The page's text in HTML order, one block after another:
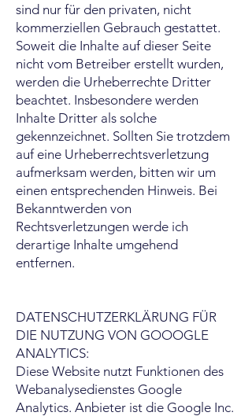
sind nur für den privaten, nicht
kommerziellen Gebrauch gestattet.
Soweit die Inhalte auf dieser Seite
nicht vom Betreiber erstellt wurden,
werden die Urheberrechte Dritter
beachtet. Insbesondere werden
Inhalte Dritter als solche
gekennzeichnet. Sollten Sie trotzdem
auf eine Urheberrechtsverletzung
aufmerksam werden, bitten wir um
einen entsprechenden Hinweis. Bei
Bekanntwerden von
Rechtsverletzungen werde ich
derartige Inhalte umgehend
entfernen.
DATENSCHUTZERKLÄRUNG FÜR
DIE NUTZUNG VON GOOOGLE
ANALYTICS:
Diese Website nutzt Funktionen des
Webanalysedienstes Google
Analytics. Anbieter ist die Google Inc.